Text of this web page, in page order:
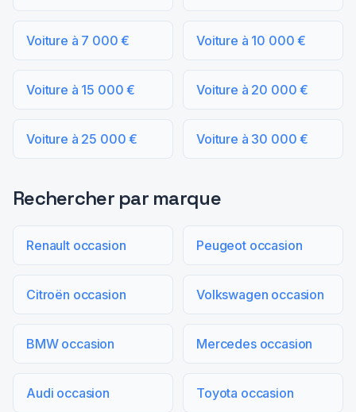
Voiture à 7 000 € Voiture à 10 000 €
Voiture à 15 000 € Voiture à 20 000 €
Voiture à 25 000 € Voiture à 30 000 €
Rechercher par marque
Renault occasion Peugeot occasion
Citroën occasion Volkswagen occasion
BMW occasion Mercedes occasion
Audi occasion Toyota occasion